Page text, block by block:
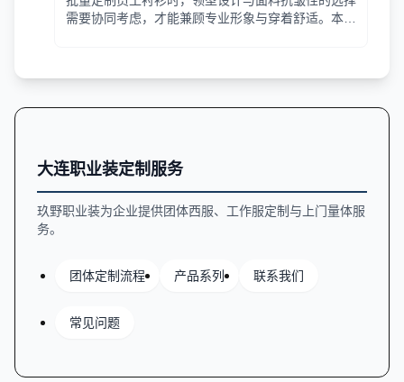
需要协同考虑，才能兼顾专业形象与穿着舒适。本文
大连职业装定制服务
玖野职业装为企业提供团体西服、工作服定制与上门量体服
务。
团体定制流程 产品系列 联系我们
常见问题